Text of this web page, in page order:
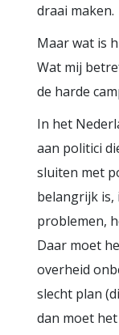
draai maken.
Maar wat is
Wat mij
de harde
In het
aan politici
sluiten met
belangrijk is,
problemen,
Daar moet
overheid
slecht plan
dan moet